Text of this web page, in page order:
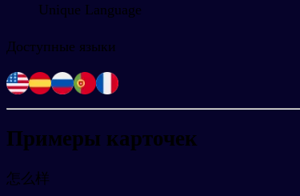
Unique Language
Доступные языки
Примеры карточек
怎么样